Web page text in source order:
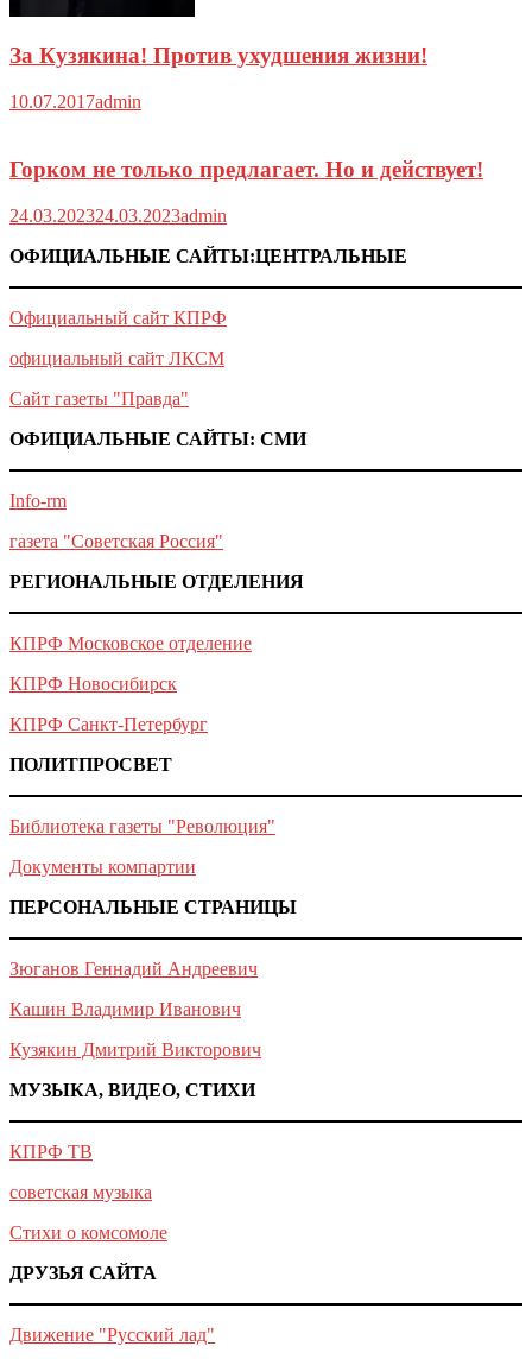
За Кузякина! Против ухудшения жизни!
10.07.2017admin
Горком не только предлагает. Но и действует!
24.03.202324.03.2023admin
ОФИЦИАЛЬНЫЕ САЙТЫ:ЦЕНТРАЛЬНЫЕ
Официальный сайт КПРФ
официальный сайт ЛКСМ
Сайт газеты "Правда"
ОФИЦИАЛЬНЫЕ САЙТЫ: СМИ
Info-rm
газета "Советская Россия"
РЕГИОНАЛЬНЫЕ ОТДЕЛЕНИЯ
КПРФ Московское отделение
КПРФ Новосибирск
КПРФ Санкт-Петербург
ПОЛИТПРОСВЕТ
Библиотека газеты "Революция"
Документы компартии
ПЕРСОНАЛЬНЫЕ СТРАНИЦЫ
Зюганов Геннадий Андреевич
Кашин Владимир Иванович
Кузякин Дмитрий Викторович
МУЗЫКА, ВИДЕО, СТИХИ
КПРФ ТВ
советская музыка
Стихи о комсомоле
ДРУЗЬЯ САЙТА
Движение "Русский лад"